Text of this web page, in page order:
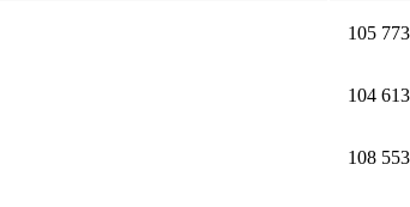
105 773
104 613
108 553